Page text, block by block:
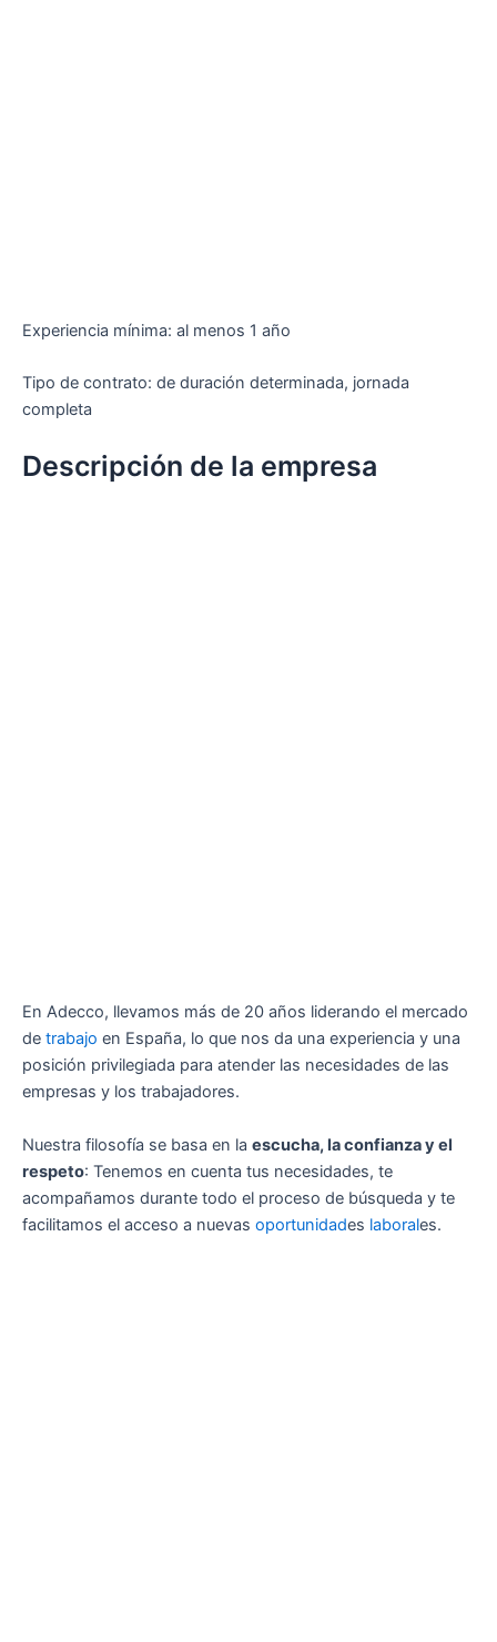
Experiencia mínima: al menos 1 año
Tipo de contrato: de duración determinada, jornada
completa
Descripción de la empresa
En Adecco, llevamos más de 20 años liderando el mercado
de trabajo en España, lo que nos da una experiencia y una
posición privilegiada para atender las necesidades de las
empresas y los trabajadores.
Nuestra filosofía se basa en la escucha, la confianza y el
respeto: Tenemos en cuenta tus necesidades, te
acompañamos durante todo el proceso de búsqueda y te
facilitamos el acceso a nuevas oportunidades laborales.